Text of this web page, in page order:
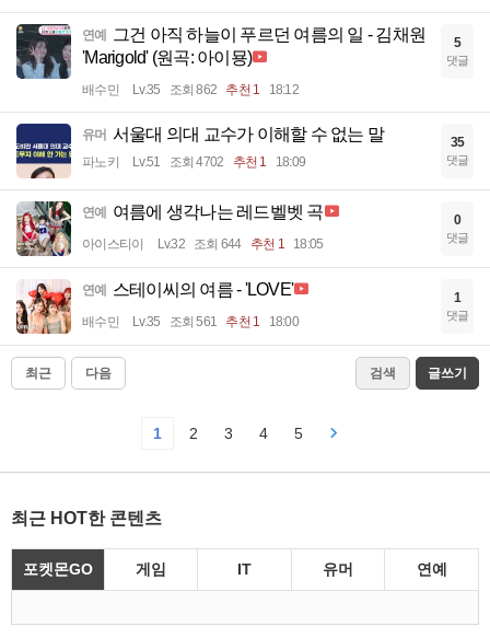
연예
그건 아직 하늘이 푸르던 여름의 일 - 김채원
'Marigold' (원곡: 아이묭)
배수민 Lv.35 조회 862 추천 1 18:12
5
댓글
유머 서울대 의대 교수가 이해할 수 없는 말
파노키 Lv.51 조회 4702 추천 1 18:09
35
댓글
연예 여름에 생각나는 레드벨벳 곡
아이스티이 Lv.32 조회 644 추천 1 18:05
0
댓글
연예 스테이씨의 여름 - 'LOVE'
배수민 Lv.35 조회 561 추천 1 18:00
1
댓글
최근 다음 검색 글쓰기
1 2 3 4 5
최근 HOT한 콘텐츠
포켓몬GO 게임 IT 유머 연예